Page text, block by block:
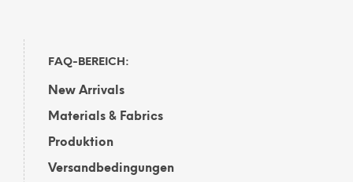
FAQ-BEREICH:
New Arrivals
Materials & Fabrics
Produktion
Versandbedingungen